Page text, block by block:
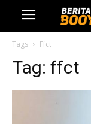
Tags Ffct
Tag: ffct